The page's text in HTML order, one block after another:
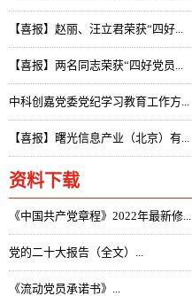
【喜报】赵丽、汪立君荣获“四好...
【喜报】两名同志荣获“四好党员...
中科创嘉党委党纪学习教育工作方...
【喜报】曙光信息产业（北京）有...
资料下载
《中国共产党章程》2022年最新修...
党的二十大报告（全文）...
《流动党员承诺书》...